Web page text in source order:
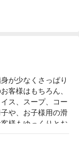
が少なくさっぱり
客様はもちろん、
ス、スープ、コー
や、お子様用の滑
様もゆっくりとお
座敷もございま